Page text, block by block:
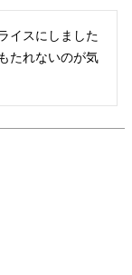
イスにしました
たれないのが気